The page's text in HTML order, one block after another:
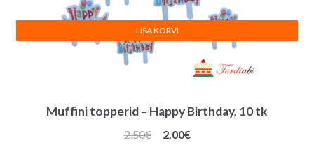
Muffini topperid – Happy Birthday, 10 tk
2.50€
Algne
2.00€Praegune
LISA KORVI